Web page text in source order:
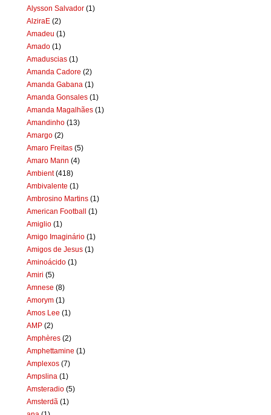
Alysson Salvador (1)
AlziraE (2)
Amadeu (1)
Amado (1)
Amaduscias (1)
Amanda Cadore (2)
Amanda Gabana (1)
Amanda Gonsales (1)
Amanda Magalhães (1)
Amandinho (13)
Amargo (2)
Amaro Freitas (5)
Amaro Mann (4)
Ambient (418)
Ambivalente (1)
Ambrosino Martins (1)
American Football
(1)
Amiglio (1)
Amigo Imaginário (1)
Amigos de Jesus (1)
Aminoácido (1)
Amiri (5)
Amnese (8)
Amorym (1)
Amos Lee (1)
AMP (2)
Amphères (2)
Amphettamine (1)
Amplexos (7)
Ampslina (1)
Amsteradio (5)
Amsterdã (1)